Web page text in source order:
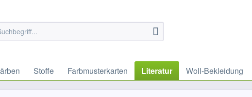
Stoffe Farbmusterkarten Literatur Woll-Bekleidung